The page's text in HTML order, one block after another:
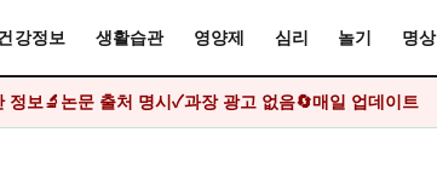
강정보 생활습관 영양제 심리 놀기 명
정보🔬 논문 출처 명시 ✓과장 광고 없음🔄매일 업데이트